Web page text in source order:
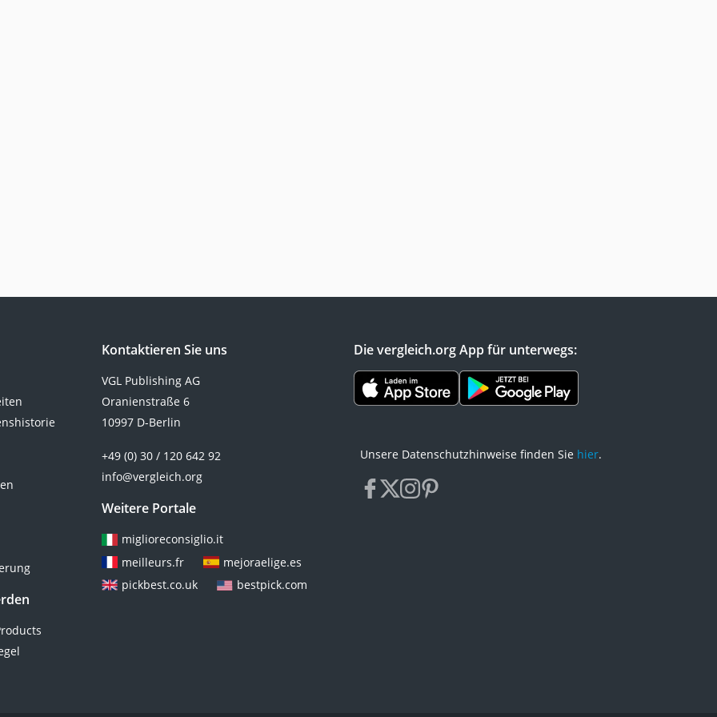
Kontaktieren Sie uns
VGL Publishing AG
Oranienstraße 6
10997 D-Berlin
+49 (0) 30 / 120 642 92
info@vergleich.org
Weitere Portale
miglioreconsiglio.it
meilleurs.fr
mejoraelige.es
pickbest.co.uk
bestpick.com
Die vergleich.org App für unterwegs:
Unsere Datenschutzhinweise finden Sie hier.
facebook
x instagram
pinterest